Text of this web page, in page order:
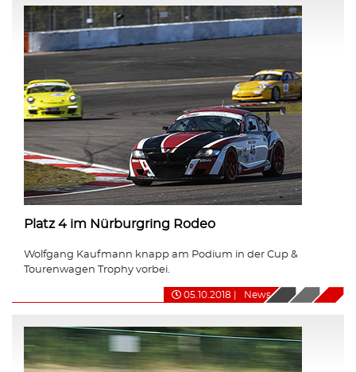
Platz 4 im Nürburgring Rodeo
Wolfgang Kaufmann knapp am Podium in der Cup &
Tourenwagen Trophy vorbei.
05.10.2018 News